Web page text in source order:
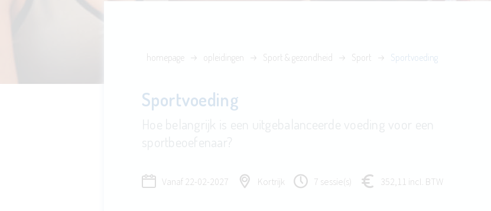
homepage opleidingen Sport & gezondheid Sport Sportvoeding
Sportvoeding
Vanaf 22-02-2027 Kortrijk 7 sessie(s) 352,11 incl. BTW